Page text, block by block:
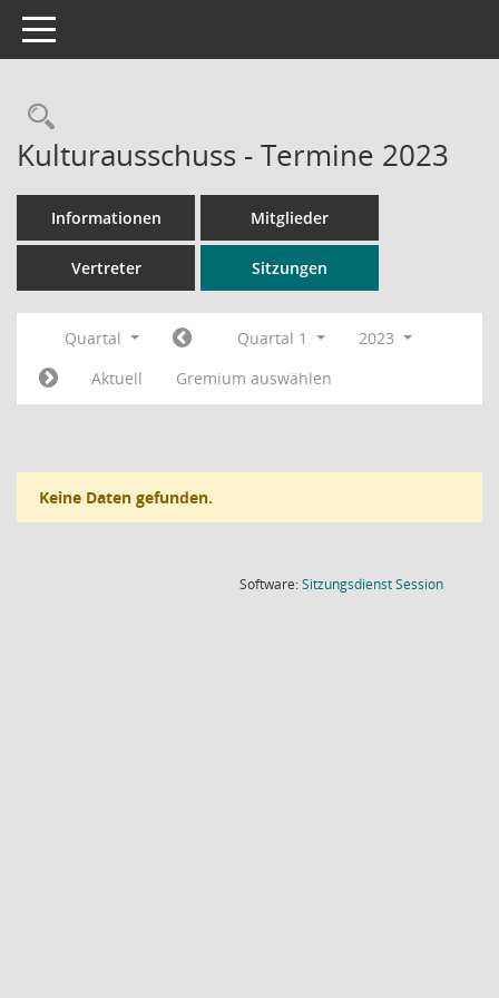
Toggle navigation
Rechercheauswahl
Kulturausschuss - Termine 2023
Informationen Mitglieder
Vertreter Sitzungen
Quartal Quartal 1
2023
Aktuell
Gremium auswählen
Keine Daten gefunden.
Software:SitzungsdienstSession(Wird in